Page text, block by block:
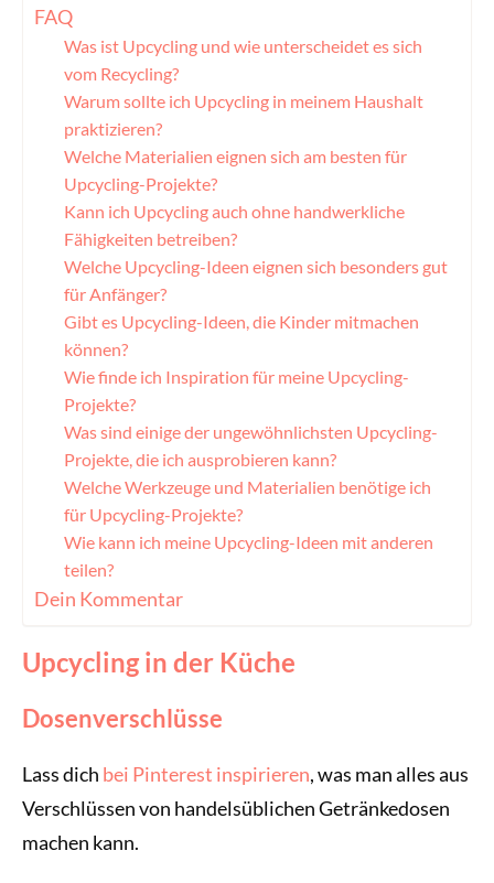
FAQ
Was ist Upcycling und wie unterscheidet es sich
vom Recycling?
Warum sollte ich Upcycling in meinem Haushalt
praktizieren?
Welche Materialien eignen sich am besten für
Upcycling-Projekte?
Kann ich Upcycling auch ohne handwerkliche
Fähigkeiten betreiben?
Welche Upcycling-Ideen eignen sich besonders gut
für Anfänger?
Gibt es Upcycling-Ideen, die Kinder mitmachen
können?
Wie finde ich Inspiration für meine Upcycling-
Projekte?
Was sind einige der ungewöhnlichsten Upcycling-
Projekte, die ich ausprobieren kann?
Welche Werkzeuge und Materialien benötige ich
für Upcycling-Projekte?
Wie kann ich meine Upcycling-Ideen mit anderen
teilen?
Dein Kommentar
Upcycling in der Küche
Dosenverschlüsse
Lass dich bei Pinterest inspirieren, was man alles aus
Verschlüssen von handelsüblichen Getränkedosen
machen kann.